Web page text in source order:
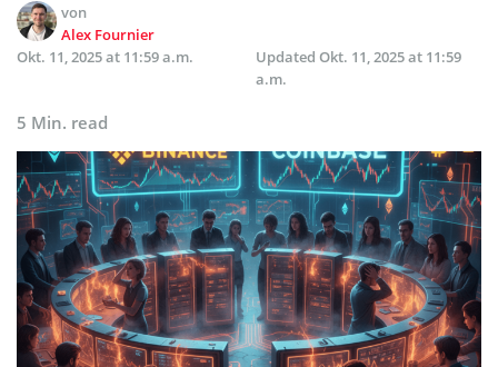
von
Alex Fournier
Okt. 11, 2025 at 11:59 a.m.
Updated Okt. 11, 2025 at 11:59
a.m.
5 Min. read